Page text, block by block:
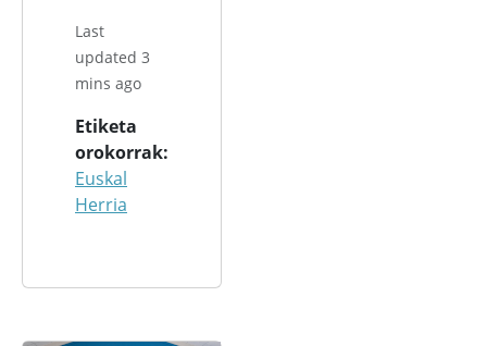
Last
updated 3
mins ago
Etiketa
orokorrak
Euskal
Herria